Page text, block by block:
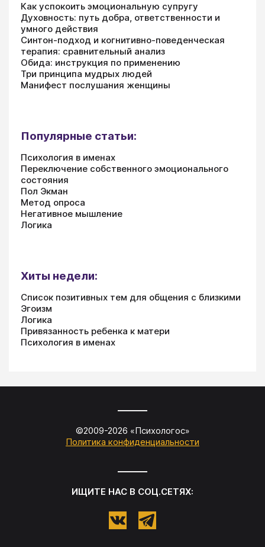
Как успокоить эмоциональную супругу
Духовность: путь добра, ответственности и
умного действия
Синтон-подход и когнитивно-поведенческая
терапия: сравнительный анализ
Обида: инструкция по применению
Три принципа мудрых людей
Манифест послушания женщины
Популярные статьи:
Психология в именах
Переключение собственного эмоционального
состояния
Пол Экман
Метод опроса
Негативное мышление
Логика
Хиты недели:
Список позитивных тем для общения с близкими
Эгоизм
Логика
Привязанность ребенка к матери
Психология в именах
©2009-2026 «Психологос»
Политика конфиденциальности
ИЩИТЕ НАС В СОЦ.СЕТЯХ: